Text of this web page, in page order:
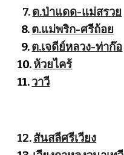
7.ต.ป่าแดด-แม่สรวย
8.ต.แม่พริก-ศรีถ้อย
9.ต.เจดีย์หลวง-ท่าก๊อ
10.ห้วยไคร้
11.วาวี
12.สันสลีศรีเวียง